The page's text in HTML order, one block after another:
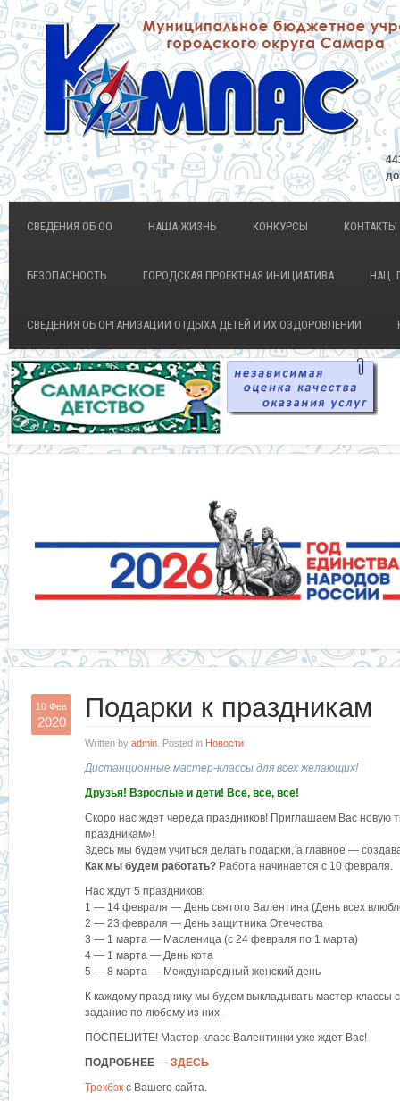
СВЕДЕНИЯ ОБ ОО НАША ЖИЗНЬ КОНКУРСЫ КОНТАКТЫ
БЕЗОПАСНОСТЬ ГОРОДСКАЯ ПРОЕКТНАЯ ИНИЦИАТИВА НАЦ.
СВЕДЕНИЯ ОБ ОРГАНИЗАЦИИ ОТДЫХА ДЕТЕЙ И ИХ ОЗДОРОВЛЕНИИ
10 Фев
2020 Подарки к праздникам
Written by admin . Posted in Новости
Дистанционные мастер-классы для всех желающих!
Друзья! Взрослые и дети! Все, все, все!
Скоро нас ждет череда праздников! Приглашаем Вас новую
праздникам»!
Здесь мы будем учиться делать подарки, а главное —
Как мы будем работать? Работа начинается с 10 февраля.
Нас ждут 5 праздников:
1 — 14 февраля — День святого Валентина (День всех
2 — 23 февраля — День защитника Отечества
3 — 1 марта — Масленица (с 24 февраля по 1 марта)
4 — 1 марта — День кота
5 — 8 марта — Международный женский день
К каждому празднику мы будем выкладывать мастер-
задание по любому из них.
ПОСПЕШИТЕ! Мастер-класс Валентинки уже ждет Вас!
ПОДРОБНЕЕ — ЗДЕСЬ
Трекбэк с Вашего сайта.